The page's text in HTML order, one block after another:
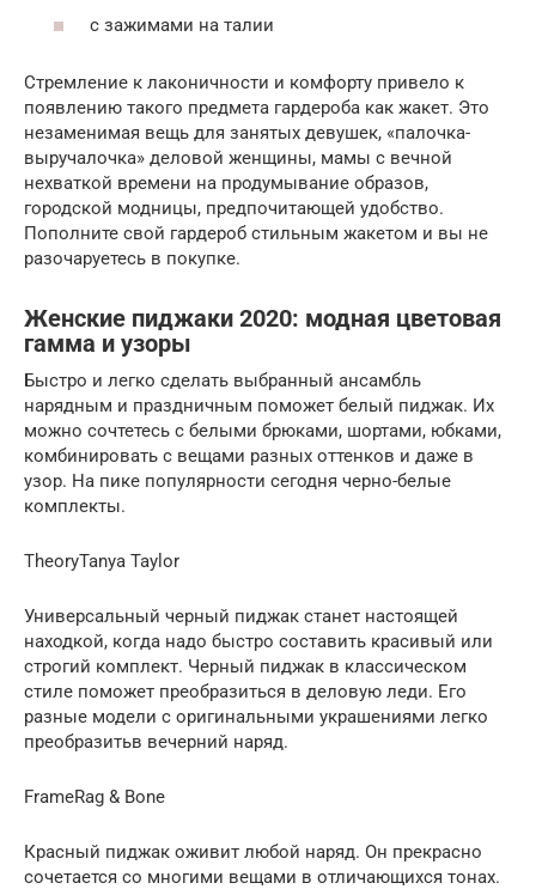
с зажимами на талии
Стремление к лаконичности и комфорту привело к
появлению такого предмета гардероба как жакет. Это
незаменимая вещь для занятых девушек, «палочка-
выручалочка» деловой женщины, мамы с вечной
нехваткой времени на продумывание образов,
городской модницы, предпочитающей удобство.
Пополните свой гардероб стильным жакетом и вы не
разочаруетесь в покупке.
Женские пиджаки 2020: модная цветовая
гамма и узоры
Быстро и легко сделать выбранный ансамбль
нарядным и праздничным поможет белый пиджак. Их
можно сочтетесь с белыми брюками, шортами, юбками,
комбинировать с вещами разных оттенков и даже в
узор. На пике популярности сегодня черно-белые
комплекты.
TheoryTanya Taylor
Универсальный черный пиджак станет настоящей
находкой, когда надо быстро составить красивый или
строгий комплект. Черный пиджак в классическом
стиле поможет преобразиться в деловую леди. Его
разные модели с оригинальными украшениями легко
преобразитьв вечерний наряд.
FrameRag & Bone
Красный пиджак оживит любой наряд. Он прекрасно
сочетается со многими вещами в отличающихся тонах.